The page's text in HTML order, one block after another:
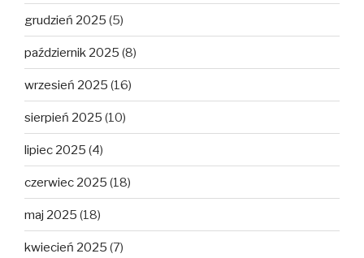
grudzień 2025 (5)
październik 2025 (8)
wrzesień 2025 (16)
sierpień 2025 (10)
lipiec 2025 (4)
czerwiec 2025 (18)
maj 2025 (18)
kwiecień 2025 (7)